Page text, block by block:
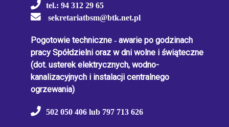
tel.: 94 312 29 65
sekretariatbsm@btk.net.pl
Pogotowie techniczne - awarie po godzinach
pracy Spółdzielni oraz w dni wolne i świąteczne
(dot. usterek elektrycznych, wodno-
kanalizacyjnych i instalacji centralnego
ogrzewania)
502 050 406 lub 797 713 626